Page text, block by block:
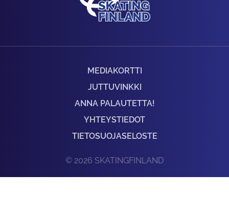
MEDIAKORTTI
JUTTUVINKKI
ANNA PALAUTETTA!
YHTEYSTIEDOT
TIETOSUOJASELOSTE
© 2026 SKATINGFINLAND